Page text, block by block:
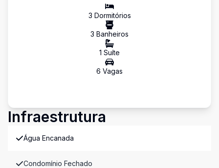
3 Dormitórios
3 Banheiros
1 Suíte
6 Vagas
Infraestrutura
Água Encanada
Condomínio Fechado